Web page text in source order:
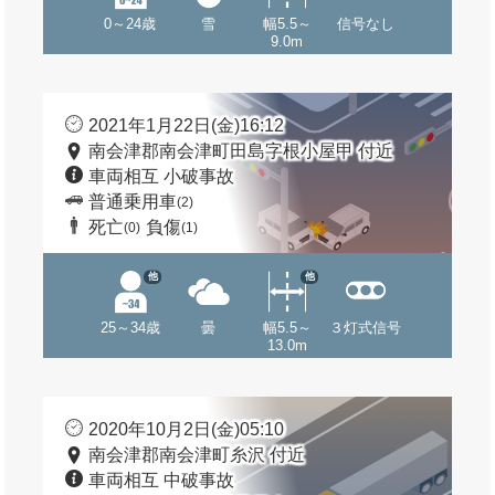
0～24歳 雪
幅5.5～
9.0m
信号なし
2021年1月22日(金)16:12
南会津郡南会津町田島字根小屋甲 付近
車両相互 小破事故
普通乗用車(2)
死亡(0) 負傷(1)
25～34歳
他
曇
幅5.5～
13.0m
他
３灯式信号
2020年10月2日(金)05:10
南会津郡南会津町糸沢 付近
車両相互 中破事故